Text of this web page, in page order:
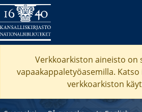
Verkkoarkiston aineisto on
vapaakappaletyöasemilla. Katso
verkkoarkiston